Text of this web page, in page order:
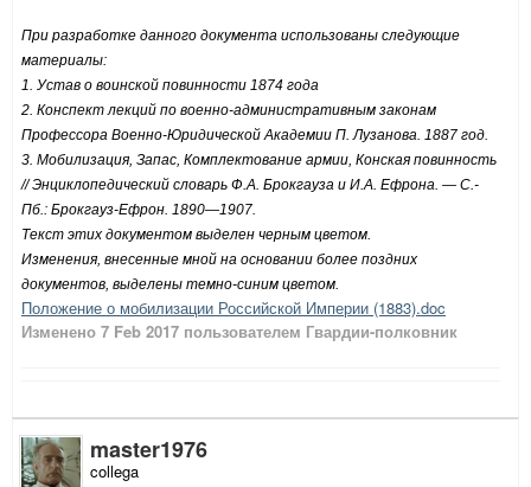
При разработке данного документа использованы следующие
материалы:
1. Устав о воинской повинности 1874 года
2. Конспект лекций по военно-административным законам
Профессора Военно-Юридической Академии П. Лузанова. 1887 год.
3. Мобилизация, Запас, Комплектование армии, Конская повинность
// Энциклопедический словарь Ф.А. Брокгауза и И.А. Ефрона. — С.-
Пб.: Брокгауз-Ефрон. 1890—1907.
Текст этих документом выделен черным цветом.
Изменения, внесенные мной на основании более поздних
документов, выделены темно-синим цветом.
Положение о мобилизации Российской Империи (1883).doc
Изменено 7 Feb 2017 пользователем Гвардии-полковник
master1976
collega